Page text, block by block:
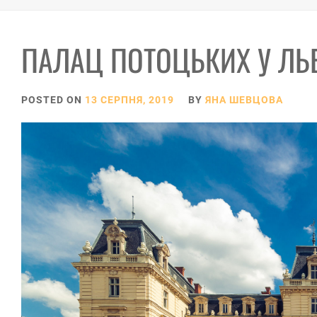
ПАЛАЦ ПОТОЦЬКИХ У
POSTED ON 13 СЕРПНЯ, 2019 BY ЯНА ШЕВЦОВА